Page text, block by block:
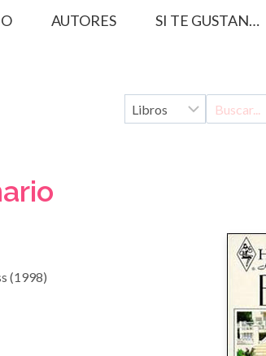
AUTORES SI TE GUSTAN…
(1998)